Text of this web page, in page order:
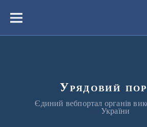
вмістуМеню
Урядовий
Єдиний вебпортал органів
України